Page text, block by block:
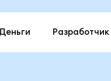
Деньги Разработчик